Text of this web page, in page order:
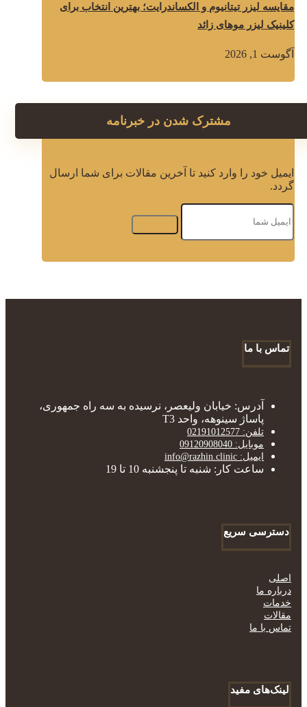
مقایسه لیزر تیتانیوم و الکساندرایت؛ بهترین انتخاب برای
کلینیک لیزر موهای زائد
آگوست 1, 2026
مشترک شدن در خبرنامه
ایمیل خود را وارد کنید تا آخرین مقالات برای شما ارسال
گردد.
تماس با ما
آدرس: خیابان ولیعصر، نرسیده به سه راه جمهوری،
پاساژ سینوهه، واحد T3
تلفن: 02191012577
موبایل: 09120908040
ایمیل: info@razhin.clinic
ساعت کار: شنبه تا پنجشنبه 10 تا 19
دسترسی سریع
اصلی
درباره ما
خدمات
مقالات
تماس با ما
لینک‌های مفید